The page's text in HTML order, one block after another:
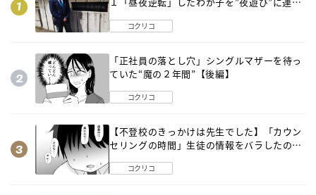
コクリコ
「正社員の落とし穴」シングルマザーを待っ
ていた“魔の２年間”【後編】
コクリコ
【不登校のきっかけは先生でした】「カウン
セリングの時間」生徒の情報をバラしたの
コクリコ